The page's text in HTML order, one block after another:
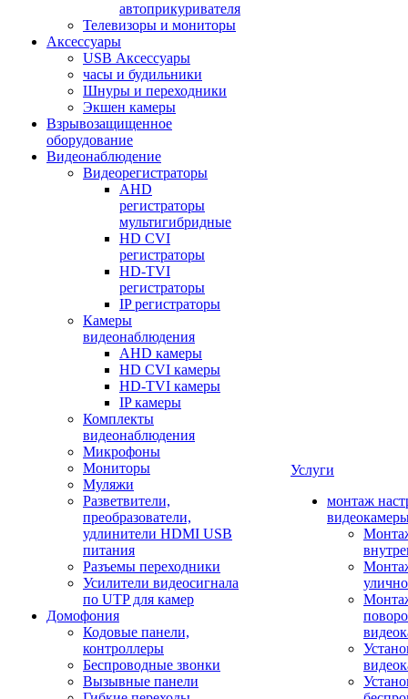
автоприкуривателя
Телевизоры и мониторы
Аксессуары
USB Аксессуары
часы и будильники
Шнуры и переходники
Экшен камеры
Взрывозащищенное
оборудование
Видеонаблюдение
Видеорегистраторы
AHD
регистраторы
мультигибридные
HD CVI
регистраторы
HD-TVI
регистраторы
IP регистраторы
Камеры
видеонаблюдения
AHD камеры
HD CVI камеры
HD-TVI камеры
IP камеры
Комплекты
видеонаблюдения
Микрофоны
Мониторы
Муляжи
Разветвители,
преобразователи,
удлинители HDMI USB
питания
Разъемы переходники
Усилители видеосигнала
по UTP для камер
Домофония
Кодовые панели,
контроллеры
Беспроводные звонки
Вызывные панели
Услуги
монтаж